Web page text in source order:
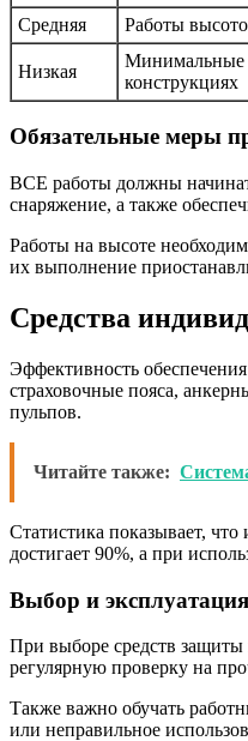
Средняя
Работы
Низкая
Минимальные
конструкциях
Обязательные меры
ВСЕ работы должны
снаряжение, а также
Работы на высоте
их выполнение
Средства
Эффективность
страховочные пояса,
пульпов.
Читайте также:
Статистика показывает,
достигает 90%, а при
Выбор и
При выборе средств защиты
регулярную проверку на
Также важно обучать
или неправильное